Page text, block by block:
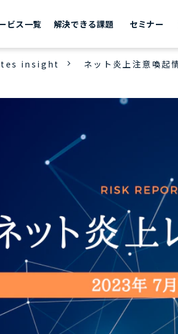
ビス一覧 解決できる課題 セミナー
insight ネット炎上注意喚起